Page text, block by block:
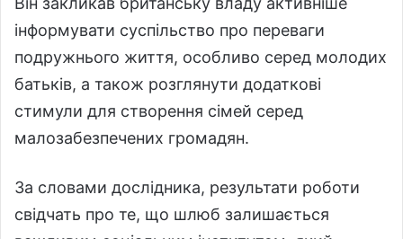
інформувати суспільство про переваги
подружнього життя, особливо серед молодих
батьків, а також розглянути додаткові
стимули для створення сімей серед
малозабезпечених громадян.
За словами дослідника, результати роботи
свідчать про те, що шлюб залишається